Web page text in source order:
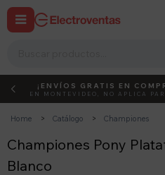

DEBUT
¡ENVÍOS GRATIS EN
EN MONTEVIDEO, NO APLICA
Home Catálogo Championes
Championes Pony
Blanco